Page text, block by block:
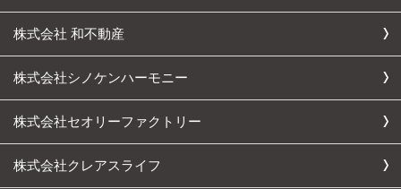
株式会社 和不動産
株式会社シノケンハーモニー
株式会社セオリーファクトリー
株式会社クレアスライフ